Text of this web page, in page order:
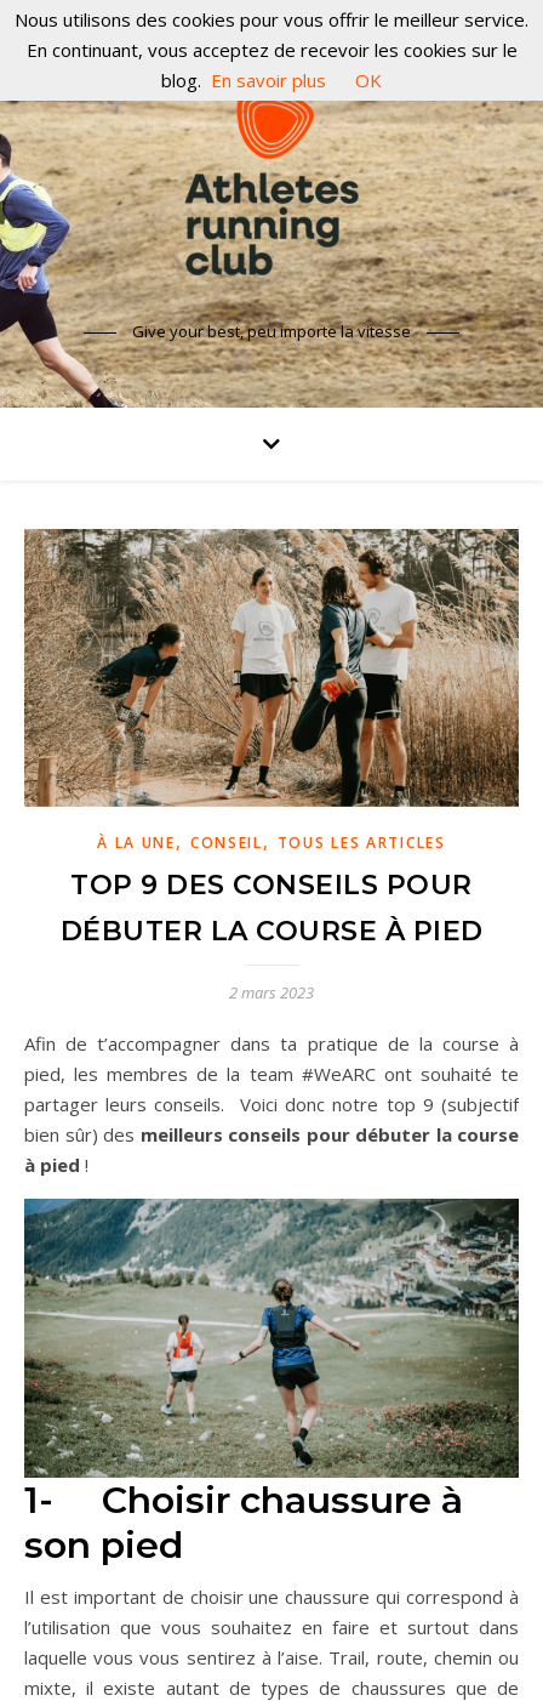
Give your best, peu importe la vitesse
À LA UNE, CONSEIL, TOUS LES ARTICLES
TOP 9 DES CONSEILS POUR
DÉBUTER LA COURSE À PIED
2 mars 2023
Afin de t’accompagner dans ta pratique de la course à
pied, les membres de la team #WeARC ont souhaité te
partager leurs conseils. Voici donc notre top 9 (subjectif
bien sûr) des meilleurs conseils pour débuter la course
à pied !
1- Choisir chaussure à
son pied
Il est important de choisir une chaussure qui correspond à
l’utilisation que vous souhaitez en faire et surtout dans
laquelle vous vous sentirez à l’aise. Trail, route, chemin ou
mixte, il existe autant de types de chaussures que de
Nous utilisons des cookies pour vous offrir le meilleur service.
En continuant, vous acceptez de recevoir les cookies sur le
blog. En savoir plus OK